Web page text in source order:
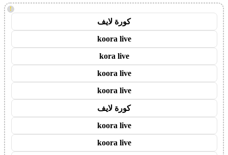
!
كورة لايف
koora live
kora live
koora live
koora live
كورة لايف
koora live
koora live